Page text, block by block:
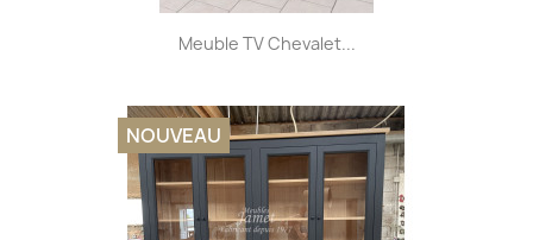
Meuble TV Chevalet...
NOUVEAU